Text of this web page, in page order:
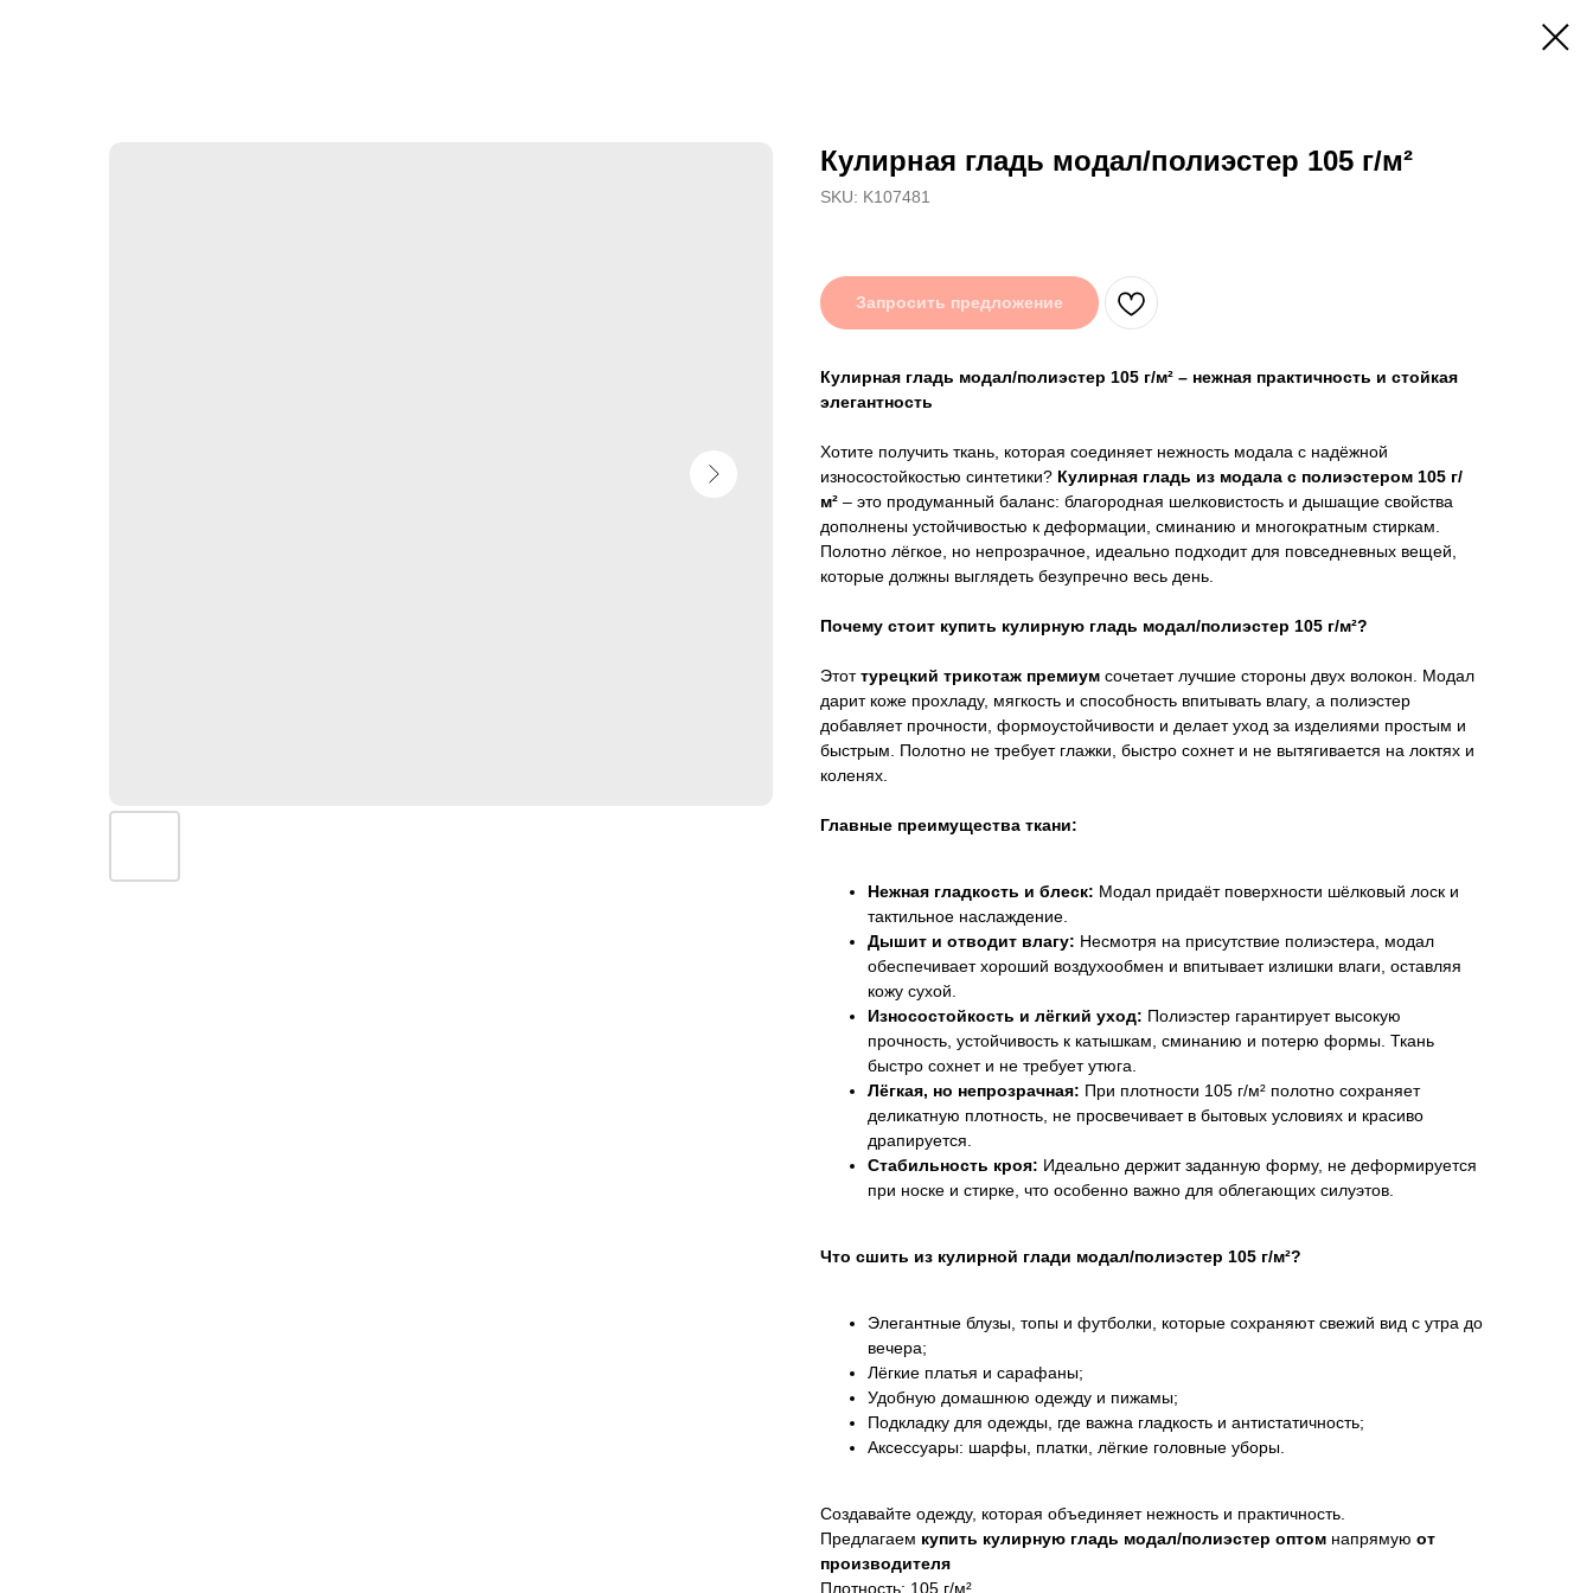
Кулирная гладь модал/полиэстер 105 г/м²
SKU: K107481
Запросить предложение
Кулирная гладь модал/полиэстер 105 г/м² – нежная практичность и стойкая
элегантность
Хотите получить ткань, которая соединяет нежность модала с надёжной
износостойкостью синтетики? Кулирная гладь из модала с полиэстером 105 г/
м² – это продуманный баланс: благородная шелковистость и дышащие свойства
дополнены устойчивостью к деформации, сминанию и многократным стиркам.
Полотно лёгкое, но непрозрачное, идеально подходит для повседневных вещей,
которые должны выглядеть безупречно весь день.
Почему стоит купить кулирную гладь модал/полиэстер 105 г/м²?
Этоттурецкий трикотаж премиум сочетает лучшие стороны двух волокон. Модал
дарит коже прохладу, мягкость и способность впитывать влагу, а полиэстер
добавляет прочности, формоустойчивости и делает уход за изделиями простым и
быстрым. Полотно не требует глажки, быстро сохнет и не вытягивается на локтях и
коленях.
Главные преимущества ткани:
Нежная гладкость и блеск: Модал придаёт поверхности шёлковый лоск и
тактильное наслаждение.
Дышит и отводит влагу: Несмотря на присутствие полиэстера, модал
обеспечивает хороший воздухообмен и впитывает излишки влаги, оставляя
кожу сухой.
Износостойкость и лёгкий уход: Полиэстер гарантирует высокую
прочность, устойчивость к катышкам, сминанию и потерю формы. Ткань
быстро сохнет и не требует утюга.
Лёгкая, но непрозрачная: При плотности 105 г/м² полотно сохраняет
деликатную плотность, не просвечивает в бытовых условиях и красиво
драпируется.
Стабильность кроя: Идеально держит заданную форму, не деформируется
при носке и стирке, что особенно важно для облегающих силуэтов.
Что сшить из кулирной глади модал/полиэстер 105 г/м²?
Элегантные блузы, топы и футболки, которые сохраняют свежий вид с утра до
вечера;
Лёгкие платья и сарафаны;
Удобную домашнюю одежду и пижамы;
Подкладку для одежды, где важна гладкость и антистатичность;
Аксессуары: шарфы, платки, лёгкие головные уборы.
Создавайте одежду, которая объединяет нежность и практичность.
Предлагаем купить кулирную гладь модал/полиэстер оптом напрямую от
производителя
Плотность: 105 г/м²